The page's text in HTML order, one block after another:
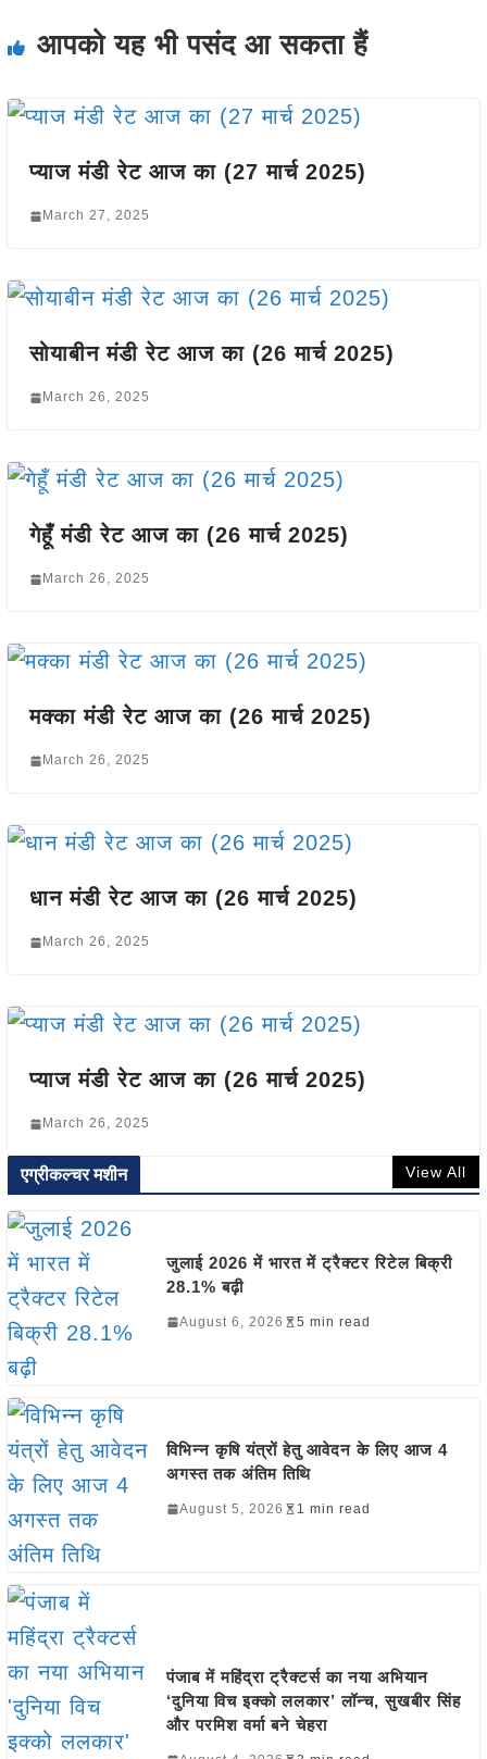
आपको यह भी पसंद आ सकता हैं
प्याज मंडी रेट आज का (27 मार्च 2025)
March 27, 2025
सोयाबीन मंडी रेट आज का (26 मार्च 2025)
March 26, 2025
गेहूँ मंडी रेट आज का (26 मार्च 2025)
March 26, 2025
मक्का मंडी रेट आज का (26 मार्च 2025)
March 26, 2025
धान मंडी रेट आज का (26 मार्च 2025)
March 26, 2025
प्याज मंडी रेट आज का (26 मार्च 2025)
March 26, 2025
एग्रीकल्चर मशीन View All
जुलाई 2026 में भारत में ट्रैक्टर रिटेल बिक्री
28.1% बढ़ी
August 6, 2026 5 min read
विभिन्न कृषि यंत्रों हेतु आवेदन के लिए आज 4
अगस्त तक अंतिम तिथि
August 5, 2026 1 min read
पंजाब में महिंद्रा ट्रैक्टर्स का नया अभियान
‘दुनिया विच इक्को ललकार’ लॉन्च, सुखबीर सिंह
और परमिश वर्मा बने चेहरा